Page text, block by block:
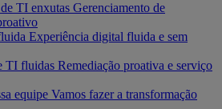
TI enxutas Gerenciamento de
Experiência digital fluida e sem
TI fluidas Remediação proativa e serviço
equipe Vamos fazer a transformação